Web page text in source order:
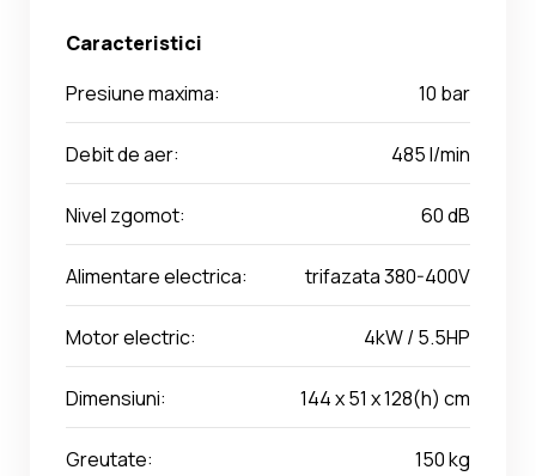
Caracteristici
Presiune maxima:
10 bar
Debit de aer: 485 l/min
Nivel zgomot: 60 dB
Alimentare electrica: trifazata 380-400V
Motor electric: 4kW / 5.5HP
Dimensiuni: 144 x 51 x 128(h) cm
Greutate: 150 kg